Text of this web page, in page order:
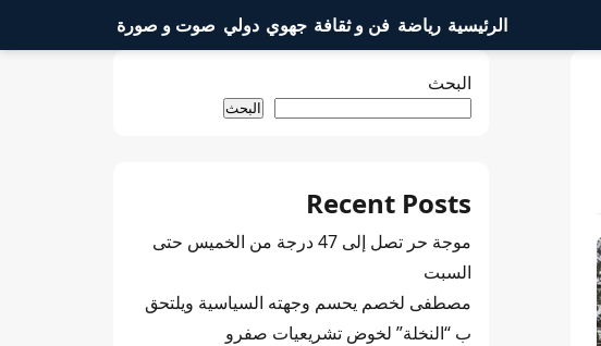
الرئيسية رياضة فن و ثقافة جهوي دولي صوت و صورة
البحث
البحث
Recent Posts
موجة حر تصل إلى 47 درجة من الخميس حتى
السبت
مصطفى لخصم يحسم وجهته السياسية ويلتحق
ب “النخلة” لخوض تشريعيات صفرو